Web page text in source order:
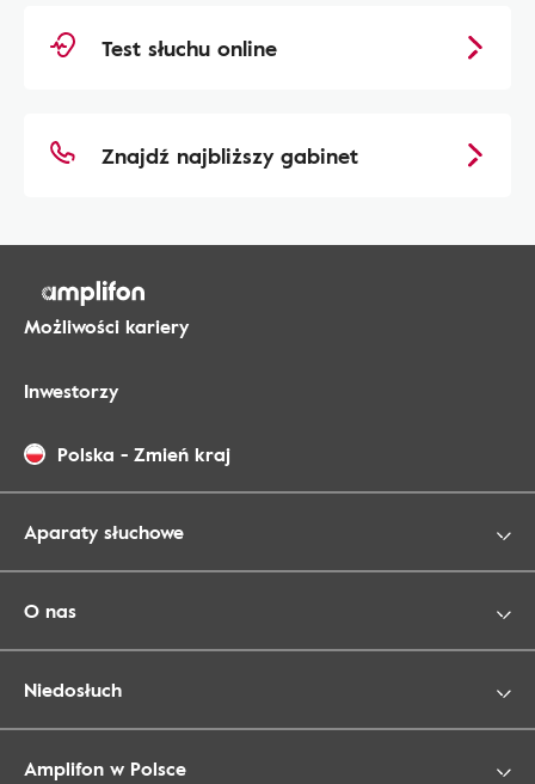
Test słuchu online
Znajdź najbliższy gabinet
Możliwości kariery
Inwestorzy
Polska - Zmień kraj
Aparaty słuchowe
O nas
Niedosłuch
Amplifon w Polsce